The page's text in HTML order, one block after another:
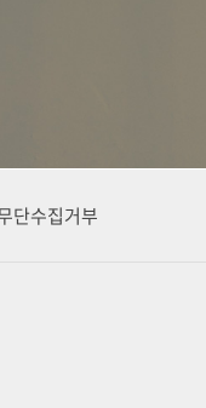
단수집거부